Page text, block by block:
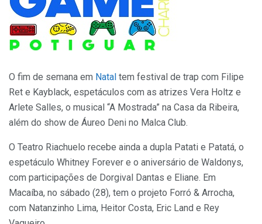
O fim de semana em Natal tem festival de trap com Filipe
Ret e Kayblack, espetáculos com as atrizes Vera Holtz e
Arlete Salles, o musical “A Mostrada” na Casa da Ribeira,
além do show de Áureo Deni no Malca Club.
O Teatro Riachuelo recebe ainda a dupla Patati e Patatá, o
espetáculo Whitney Forever e o aniversário de Waldonys,
com participações de Dorgival Dantas e Eliane. Em
Macaíba, no sábado (28), tem o projeto Forró & Arrocha,
com Natanzinho Lima, Heitor Costa, Eric Land e Rey